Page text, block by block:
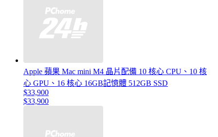
Apple 蘋果 Mac mini M4 晶片配備 10 核心 CPU、10 核
心 GPU、16 核心 16GB記憶體 512GB SSD
$33,900
$33,900